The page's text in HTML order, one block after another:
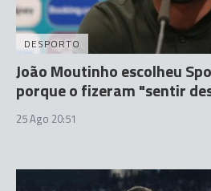
DESPORTO
João Moutinho escolheu
porque o fizeram "sentir
25 Ago 20:51